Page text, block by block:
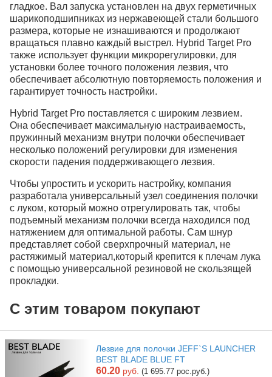
гладкое. Вал запуска установлен на двух герметичных
шарикоподшипниках из нержавеющей стали большого
размера, которые не изнашиваются и продолжают
вращаться плавно каждый выстрел. Hybrid Target Pro
также использует функции микрорегулировки, для
установки более точного положения лезвия, что
обеспечивает абсолютную повторяемость положения и
гарантирует точность настройки.
Hybrid Target Pro поставляется с широким лезвием.
Она обеспечивает максимальную настраиваемость,
пружинный механизм внутри полочки обеспечивает
несколько положений регулировки для изменения
скорости падения поддерживающего лезвия.
Чтобы упростить и ускорить настройку, компания
разработала универсальный узел соединения полочки
с луком, который можно отрегулировать так, чтобы
подъемный механизм полочки всегда находился под
натяжением для оптимальной работы. Сам шнур
представляет собой сверхпрочный материал, не
растяжимый материал,который крепится к плечам лука
с помощью универсальной резиновой не скользящей
прокладки.
С этим товаром покупают
Лезвие для полочки JEFF`S LAUNCHER
BEST BLADE BLUE FT
60.20 руб. (1 695.77 рос.руб.)